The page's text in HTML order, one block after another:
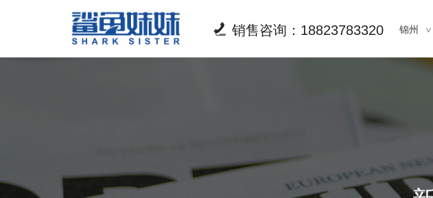
 销售咨询：18823783320 锦州